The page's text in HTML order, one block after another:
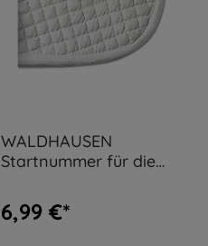
WALDHAUSEN
Startnummer für die
6,99 €*